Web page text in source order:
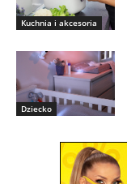
Kuchnia i akcesoria
Dziecko